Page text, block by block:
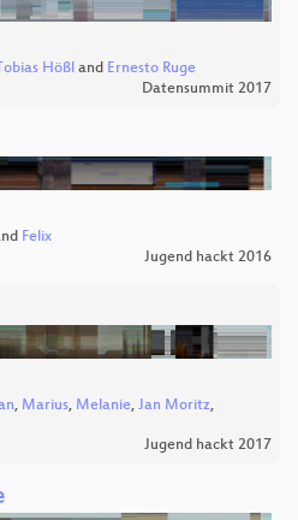
Hößl and Ernesto Ruge
Datensummit 2017
Felix
Jugend hackt 2016
, Marius, Melanie, Jan Moritz,
Jugend hackt 2017